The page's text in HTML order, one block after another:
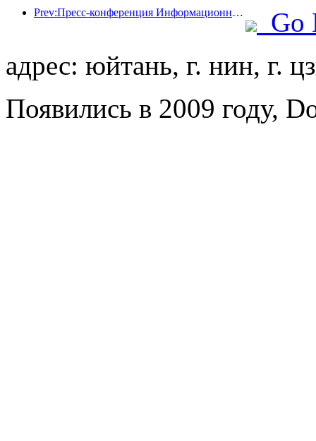
Prev:Пресс-конференция Информационного бюро Госсовета: В настоящее время в моей стране есть 28 пограничных портов, которые могут предоставлять услуги по беспилотному туризму.
Go
адрес: юйтань, г. нин, г.
Появились в 2009 году,